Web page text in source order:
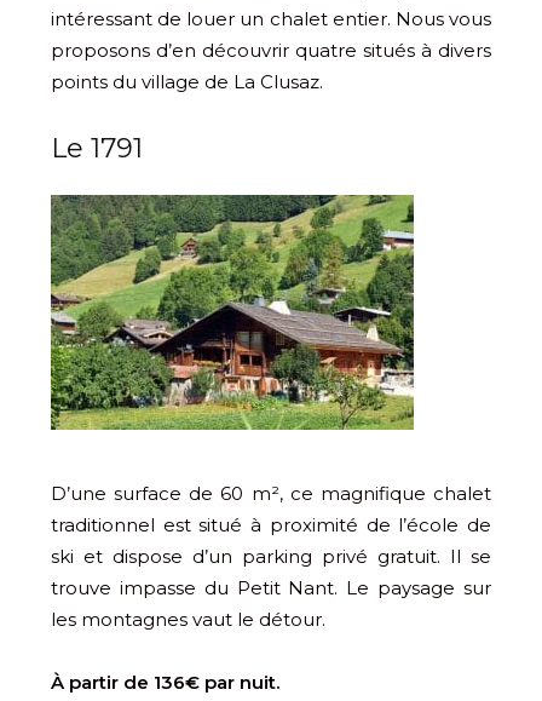
intéressant de louer un chalet entier. Nous vous
proposons d’en découvrir quatre situés à divers
points du village de La Clusaz.
Le 1791
D’une surface de 60 m², ce magnifique chalet
traditionnel est situé à proximité de l’école de
ski et dispose d’un parking privé gratuit. Il se
trouve impasse du Petit Nant. Le paysage sur
les montagnes vaut le détour.
À partir de 136€ par nuit.